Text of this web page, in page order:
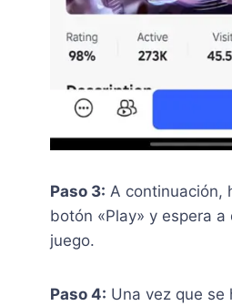
Paso 3: A continuación,
botón «Play» y espera a
juego.
Paso 4: Una vez que se